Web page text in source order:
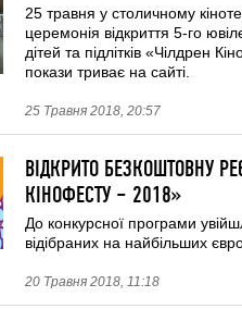
25 травня у столичному
церемонія відкриття 5-го
дітей та підлітків «Чілдрен
покази триває на сайті.
25 Травня 2018, 20:57
ВІДКРИТО БЕЗКОШТОВНУ
КІНОФЕСТУ – 2018»
До конкурсної програми
відібраних на найбільших
20 Травня 2018, 11:18